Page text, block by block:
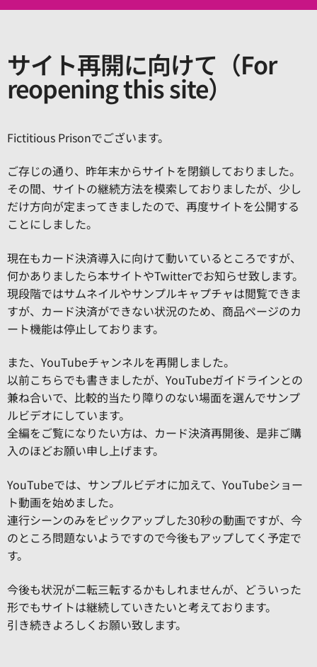
サイト再開に向けて（For
reopening this site）
Fictitious Prisonでございます。
ご存じの通り、昨年末からサイトを閉鎖しておりました。
その間、サイトの継続方法を模索しておりましたが、少し
だけ方向が定まってきましたので、再度サイトを公開する
ことにしました。
現在もカード決済導入に向けて動いているところですが、
何かありましたら本サイトやTwitterでお知らせ致します。
現段階ではサムネイルやサンプルキャプチャは閲覧できま
すが、カード決済ができない状況のため、商品ページのカ
ート機能は停止しております。
また、YouTubeチャンネルを再開しました。
以前こちらでも書きましたが、YouTubeガイドラインとの
兼ね合いで、比較的当たり障りのない場面を選んでサンプ
ルビデオにしています。
全編をご覧になりたい方は、カード決済再開後、是非ご購
入のほどお願い申し上げます。
YouTubeでは、サンプルビデオに加えて、YouTubeショー
ト動画を始めました。
連行シーンのみをピックアップした30秒の動画ですが、今
のところ問題ないようですので今後もアップしてく予定で
す。
今後も状況が二転三転するかもしれませんが、どういった
形でもサイトは継続していきたいと考えております。
引き続きよろしくお願い致します。